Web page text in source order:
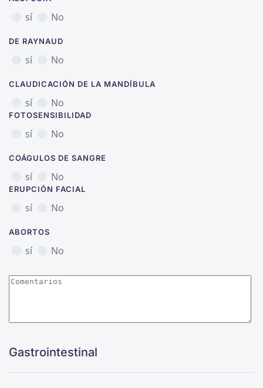
sí No
DE RAYNAUD
sí No
CLAUDICACIÓN DE LA MANDÍBULA
sí No
FOTOSENSIBILIDAD
sí No
COÁGULOS DE SANGRE
sí No
ERUPCIÓN FACIAL
sí No
ABORTOS
sí No
Gastrointestinal